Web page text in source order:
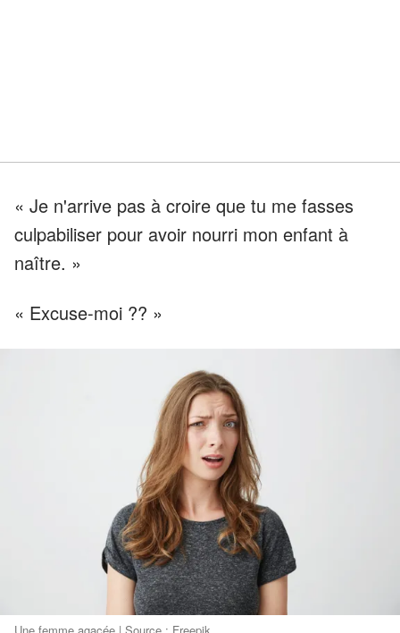
« Je n'arrive pas à croire que tu me fasses
culpabiliser pour avoir nourri mon enfant à
naître. »
« Excuse-moi ?? »